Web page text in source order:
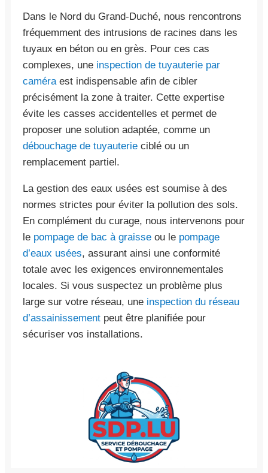
Dans le Nord du Grand-Duché, nous rencontrons
fréquemment des intrusions de racines dans les
tuyaux en béton ou en grès. Pour ces cas
complexes, une inspection de tuyauterie par
caméraest indispensable afin de cibler
précisément la zone à traiter. Cette expertise
évite les casses accidentelles et permet de
proposer une solution adaptée, comme un
débouchage de tuyauterie ciblé ou un
remplacement partiel.
La gestion des eaux usées est soumise à des
normes strictes pour éviter la pollution des sols.
En complément du curage, nous intervenons pour
le pompage de bac à graisse ou le pompage
d’eaux usées, assurant ainsi une conformité
totale avec les exigences environnementales
locales. Si vous suspectez un problème plus
large sur votre réseau, une inspection du réseau
d’assainissement peut être planifiée pour
sécuriser vos installations.